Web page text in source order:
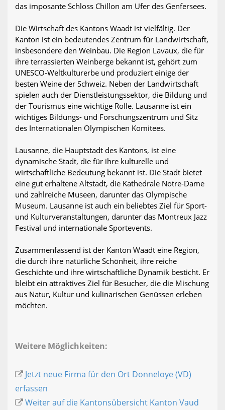
das imposante Schloss Chillon am Ufer des Genfersees.
Die Wirtschaft des Kantons Waadt ist vielfältig. Der
Kanton ist ein bedeutendes Zentrum für Landwirtschaft,
insbesondere den Weinbau. Die Region Lavaux, die für
ihre terrassierten Weinberge bekannt ist, gehört zum
UNESCO-Weltkulturerbe und produziert einige der
besten Weine der Schweiz. Neben der Landwirtschaft
spielen auch der Dienstleistungssektor, die Bildung und
der Tourismus eine wichtige Rolle. Lausanne ist ein
wichtiges Bildungs- und Forschungszentrum und Sitz
des Internationalen Olympischen Komitees.
Lausanne, die Hauptstadt des Kantons, ist eine
dynamische Stadt, die für ihre kulturelle und
wirtschaftliche Bedeutung bekannt ist. Die Stadt bietet
eine gut erhaltene Altstadt, die Kathedrale Notre-Dame
und zahlreiche Museen, darunter das Olympische
Museum. Lausanne ist auch ein beliebtes Ziel für Sport-
und Kulturveranstaltungen, darunter das Montreux Jazz
Festival und internationale Sportevents.
Zusammenfassend ist der Kanton Waadt eine Region,
die durch ihre natürliche Schönheit, ihre reiche
Geschichte und ihre wirtschaftliche Dynamik besticht. Er
bleibt ein attraktives Ziel für Besucher, die die Mischung
aus Natur, Kultur und kulinarischen Genüssen erleben
möchten.
Weitere Möglichkeiten:
Jetzt neue Firma für den Ort Donneloye (VD)
erfassen
Weiter auf die Kantonsübersicht Kanton Vaud